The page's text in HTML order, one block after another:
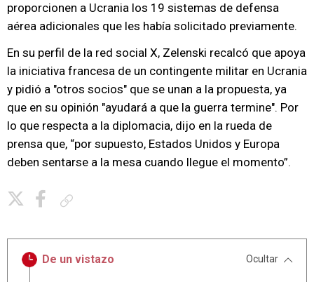
proporcionen a Ucrania los 19 sistemas de defensa
aérea adicionales que les había solicitado previamente.
En su perfil de la red social X, Zelenski recalcó que apoya
la iniciativa francesa de un contingente militar en Ucrania
y pidió a "otros socios" que se unan a la propuesta, ya
que en su opinión "ayudará a que la guerra termine". Por
lo que respecta a la diplomacia, dijo en la rueda de
prensa que, “por supuesto, Estados Unidos y Europa
deben sentarse a la mesa cuando llegue el momento”.
De un vistazo Ocultar